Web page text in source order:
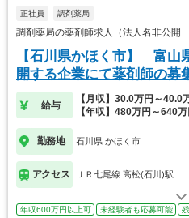
正社員 調剤薬局
調剤薬局の薬剤師求人（法人名非公開
【石川県かほく市】 富山
開する企業にて薬剤師の募
給与
【月収】30.0万円～40.0
【年収】480万円～640
勤務地 石川県 かほく市
アクセス ＪＲ七尾線 高松(石川)駅
年収600万円以上可 未経験者も応募可能